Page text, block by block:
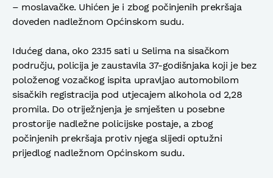
– moslavačke. Uhićen je i zbog počinjenih prekršaja
doveden nadležnom Općinskom sudu.
Idućeg dana, oko 23.15 sati u Selima na sisačkom
području, policija je zaustavila 37-godišnjaka koji je bez
položenog vozačkog ispita upravljao automobilom
sisačkih registracija pod utjecajem alkohola od 2,28
promila. Do otriježnjenja je smješten u posebne
prostorije nadležne policijske postaje, a zbog
počinjenih prekršaja protiv njega slijedi optužni
prijedlog nadležnom Općinskom sudu.